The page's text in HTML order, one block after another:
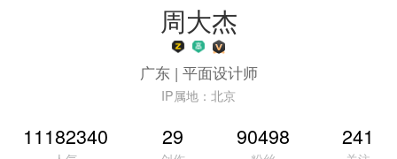
周大杰
广东| 平面设计师
IP属地： 北京
11182340 29 90498 241